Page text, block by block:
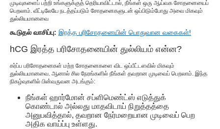
முடிவுகளைப் பற்றி உங்களுக்குத் தெரியாவிட்டால், நீங்கள் ஒரு ஆய்வக சோதனையைப்
பெறலாம். வீட்டிலேயே நடத்தப்படும் சோதனைகளுடன் ஒப்பிடும்போது அவை மிகவும்
துல்லியமானவை
கூடுதல் வாசிப்பு: இரத்த பரிசோதனையின் பொதுவான வகைகள்!
hCG இரத்த பரிசோதனையின் துல்லியம் என்ன?
கர்ப்ப பரிசோதனைகள் மற்ற சோதனைகளை விட ஒப்பீட்டளவில் மிகவும்
துல்லியமானவை. ஆனால் சில நேரங்களில் நீங்கள் தவறான முடிவைப் பெறலாம். இந்த
நிகழ்வுகளில் பின்வருவன அடங்கும்:
நீங்கள் ஹார்மோன் சப்ளிமெண்ட்ஸ் எடுத்துக்
கொண்டால் அல்லது மாதவிடாய் நிறுத்தத்தை
அனுபவித்தால், தவறான நேர்மறையான முடிவைப் பெற
அதிக வாய்ப்பு உள்ளது.